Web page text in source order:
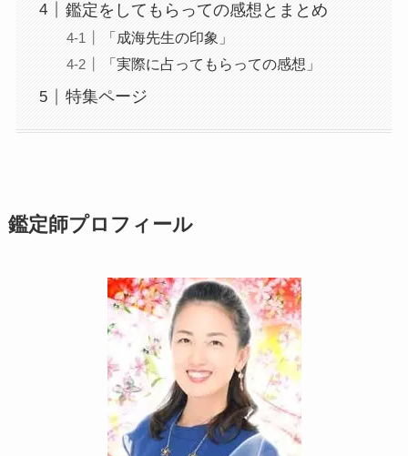
鑑定をしてもらっての感想とまとめ
「成海先生の印象」
「実際に占ってもらっての感想」
特集ページ
鑑定師プロフィール